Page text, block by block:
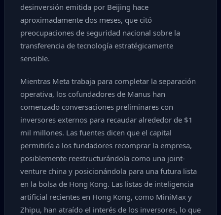
desinversión emitida por Beijing hace
aproximadamente dos meses, que citó
preocupaciones de seguridad nacional sobre la
transferencia de tecnología estratégicamente
sensible.
Mientras Meta trabaja para completar la separación
operativa, los cofundadores de Manus han
comenzado conversaciones preliminares con
inversores externos para recaudar alrededor de $1
mil millones. Las fuentes dicen que el capital
permitiría a los fundadores recomprar la empresa,
posiblemente reestructurándola como una joint-
venture china y posicionándola para una futura lista
en la bolsa de Hong Kong. Las listas de inteligencia
artificial recientes en Hong Kong, como MiniMax y
Zhipu, han atraído el interés de los inversores, lo que